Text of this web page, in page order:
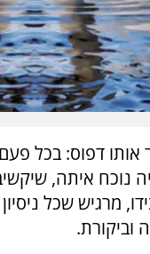
אותו דפוס: בכל פעם
נוכח איתה,
מרגיש שכל ניסיון
וביקורת.